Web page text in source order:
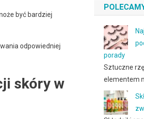
być bardziej
odpowiedniej
skóry w
porady
Sztuczne
elementem